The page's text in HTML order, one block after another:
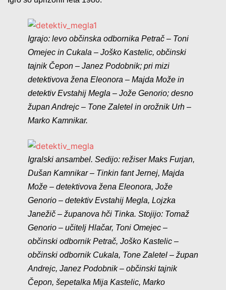
Igrajo: levo občinska odbornika Petrač – Toni
Omejec in Cukala – Joško Kastelic, občinski
tajnik Čepon – Janez Podobnik; pri mizi
detektivova žena Eleonora – Majda Može in
detektiv Evstahij Megla – Jože Genorio; desno
župan Andrejc – Tone Zaletel in orožnik Urh –
Marko Kamnikar.
Igralski ansambel. Sedijo: režiser Maks Furjan,
Dušan Kamnikar – Tinkin fant Jernej, Majda
Može – detektivova žena Eleonora, Jože
Genorio – detektiv Evstahij Megla, Lojzka
Janežič – županova hči Tinka. Stojijo: Tomaž
Genorio – učitelj Hlačar, Toni Omejec –
občinski odbornik Petrač, Joško Kastelic –
občinski odbornik Cukala, Tone Zaletel – župan
Andrejc, Janez Podobnik – občinski tajnik
Čepon, šepetalka Mija Kastelic, Marko